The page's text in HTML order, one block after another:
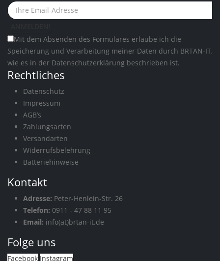
Mit dem Absenden des Formulares erlaube ich die
Speicherung und Verarbeitung meiner Daten durch BRTAN-IT,
wie es in der Datenschutzerklärung beschrieben ist.
Rechtliches
Datenschutz
Impressum
AGB’s
Zahlungsarten
Versandarten
Widerrufsbelehrung
Batteriehinweise
Kontakt
Adresse: Peter-Henlein-Str. 26
Telefon: 0911 - 47 88 11 95
Email: info(at)brtan-it.de
Folge uns
Facebook Instagram